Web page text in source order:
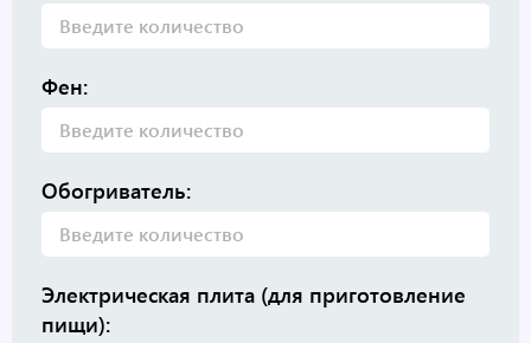
Фен:
Обогриватель:
Электрическая плита (для приготовление
пищи):